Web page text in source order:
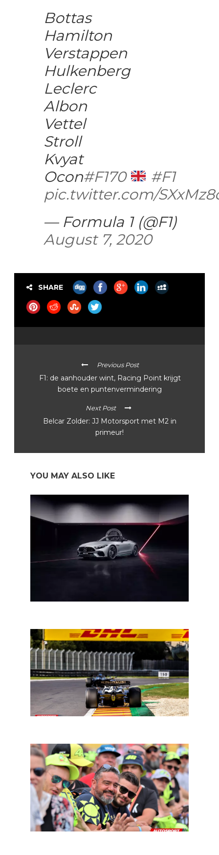
Bottas
Hamilton
Verstappen
Hulkenberg
Leclerc
Albon
Vettel
Stroll
Kvyat
Ocon#F170
#F1
pic.twitter.com/
— Formula 1 (@F1)
August 7, 2020
SHARE
Previous Post
F1: de aanhouder wint, Racing Point krijgt
boete en puntenvermindering
Next Post
Belcar Zolder: JJ Motorsport met M2 in
primeur!
YOU MAY ALSO LIKE